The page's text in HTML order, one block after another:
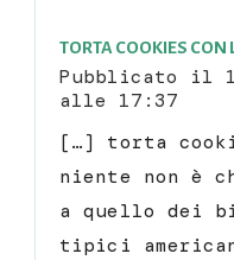
TORTA COOKIES CON
Pubblicato il
alle 17:37
[…] torta
niente non è
a quello dei
tipici